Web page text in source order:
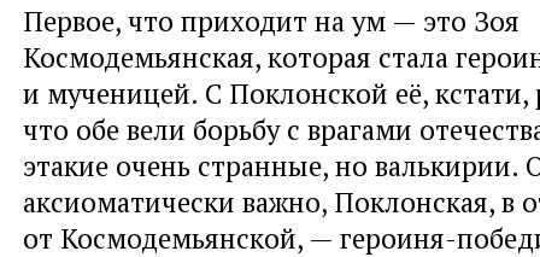
Первое, что приходит на ум — это Зоя
Космодемьянская, которая стала
и мученицей. С Поклонской её, кстати,
что обе вели борьбу с врагами
этакие очень странные, но валькирии.
аксиоматически важно, Поклонская, в
от Космодемьянской, — героиня-